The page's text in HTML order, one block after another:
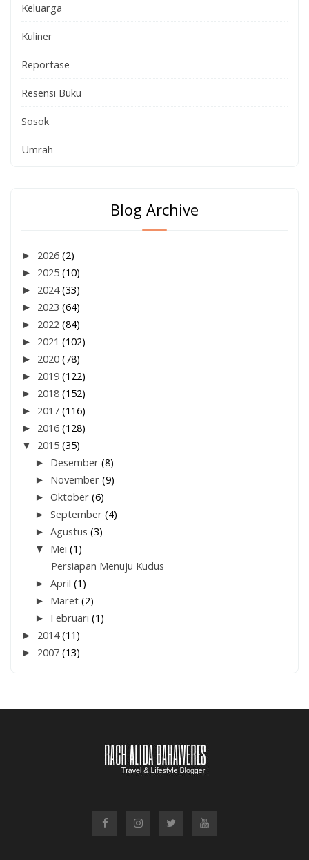
Keluarga
Kuliner
Reportase
Resensi Buku
Sosok
Umrah
Blog Archive
► 2026 (2)
► 2025 (10)
► 2024(33)
► 2023 (64)
► 2022 (84)
► 2021 (102)
► 2020 (78)
► 2019 (122)
► 2018 (152)
► 2017 (116)
► 2016 (128)
▼ 2015 (35)
► Desember(8)
► November(9)
►Oktober(6)
►September(4)
►Agustus(3)
▼ Mei(1)
Persiapan Menuju Kudus
►April(1)
► Maret(2)
► Februari(1)
► 2014(11)
► 2007 (13)